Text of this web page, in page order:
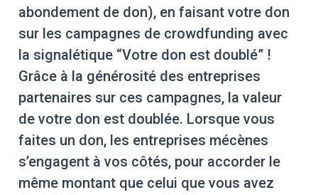
abondement de don), en faisant votre don
sur les campagnes de crowdfunding avec
la signalétique “Votre don est doublé” !
Grâce à la générosité des entreprises
partenaires sur ces campagnes, la valeur
de votre don est doublée. Lorsque vous
faites un don, les entreprises mécènes
s’engagent à vos côtés, pour accorder le
même montant que celui que vous avez